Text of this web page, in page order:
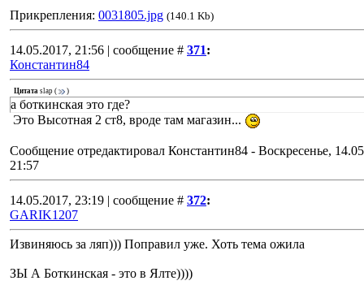
Прикрепления: 0031805.jpg (140.1 Kb)
14.05.2017, 21:56 | сообщение # 371:
Константин84
Цитата slap ( )
а боткинская это где?
Это Высотная 2 ст8, вроде там магазин...
Сообщение отредактировал Константин84 - Воскресенье,
21:57
14.05.2017, 23:19 | сообщение # 372:
GARIK1207
Извиняюсь за ляп))) Поправил уже. Хоть тема ожила
ЗЫ А Боткинская - это в Ялте))))